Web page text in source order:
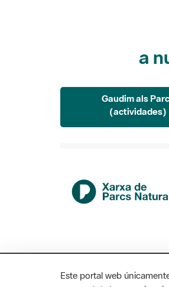
a
Gaudim als
(actividades)
Este portal web